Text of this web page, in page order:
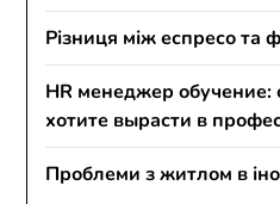
Різниця між еспресо та
HR менеджер обучение:
хотите вырасти в
Проблеми з житлом в